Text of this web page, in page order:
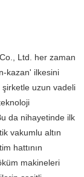
Ltd. her zaman
kazan' ilkesini
şirketle uzun vadeli
da nihayetinde ilk
vakumlu altın
hattının
makineleri